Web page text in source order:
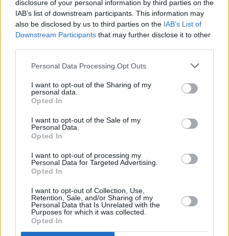
disclosure of your personal information by third parties on the
IAB’s list of downstream participants. This information may
also be disclosed by us to third parties on the IAB’s List of
Downstream Participants that may further disclose it to other
Personal Data Processing Opt Outs
I want to opt-out of the Sharing of my
personal data.
Opted In
I want to opt-out of the Sale of my
Personal Data.
Opted In
I want to opt-out of processing my
Personal Data for Targeted Advertising.
Opted In
I want to opt-out of Collection, Use,
Retention, Sale, and/or Sharing of my
Personal Data that Is Unrelated with the
Purposes for which it was collected.
Opted In
Kč • náborový bonus 50.000 Kč • příspěvek na ubytování (Jihlava,
Jihlava)
06.08.2026 -Bosch Powertrain s.r.o. • montážní dělník • mzda 44.700
týdenní zálohy na mzdu 2.000 Kč (Jihlava, okres Jihlava)
... další nabídky zaměstnání
Vybrané články
Prima sport - co nabídne v prvním
vysílacím týdnu
Kdy a kde bude Prima sport k
Parabola.cz- web o satelitní, terestrické a kabelové televizi, ©
O webu parabola.cz•O souborech cookies•
Dovolená u moře